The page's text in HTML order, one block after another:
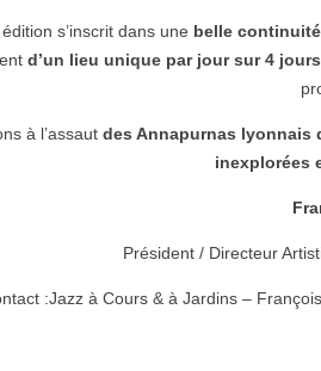
s’inscrit dans une belle continuité
d’un lieu unique par jour sur 4
à l’assaut des Annapurnas lyonnais
inexplorées
Président / Directeur
:Jazz à Cours & à Jardins –